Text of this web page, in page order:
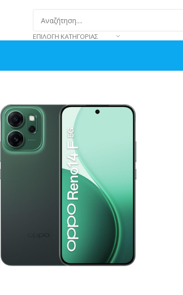
ΕΠΙΛΟΓΉ ΚΑΤΗΓΟΡΊΑΣ
Κάντε κλικ για μεγέθυνση